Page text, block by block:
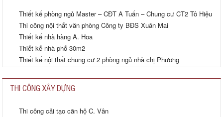
Thiết kế phòng ngủ Master – CĐT A Tuấn – Chung cư CT2 Tô Hiệu
Thi công nội thất văn phòng Công ty BĐS Xuân Mai
Thiết kế nhà hàng A. Hoa
Thiết kế nhà phố 30m2
Thiết kế nội thất chung cư 2 phòng ngủ nhà chị Phương
THI CÔNG XÂY DỰNG
Thi công cải tạo căn hộ C. Vân